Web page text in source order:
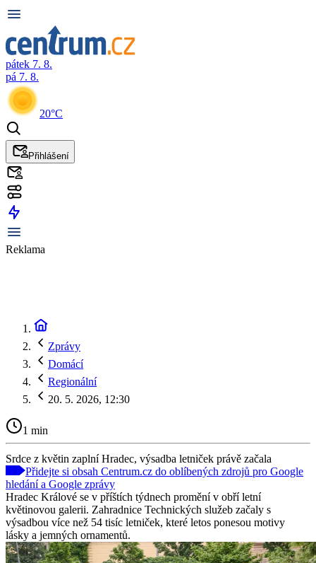
pátek 7. 8.
pá 7. 8.
20°C
Přihlášení
Reklama
Zprávy
Domácí
Regionální
20. 5. 2026, 12:30
1 min
Srdce z květin zaplní Hradec, výsadba letniček právě začala
Přidejte si obsah Centrum.cz do oblíbených zdrojů pro Google
hledání a Google zprávy
Hradec Králové se v příštích týdnech promění v obří letní
květinovou galerii. Zahradnice Technických služeb začaly s
výsadbou více než 54 tisíc letniček, které letos ponesou motivy
lásky a jemných ornamentů.